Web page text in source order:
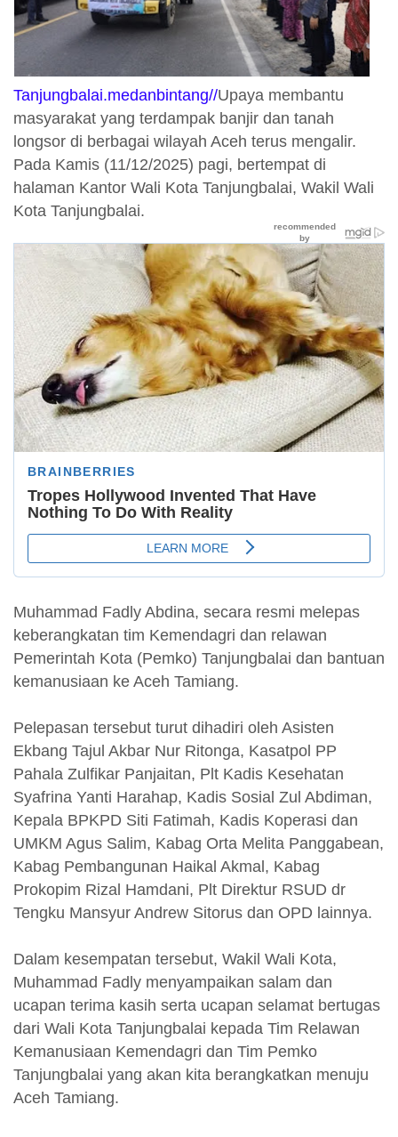
Tanjungbalai.medanbintang//Upaya membantu
masyarakat yang terdampak banjir dan tanah
longsor di berbagai wilayah Aceh terus mengalir.
Pada Kamis (11/12/2025) pagi, bertempat di
halaman Kantor Wali Kota Tanjungbalai, Wakil Wali
Kota Tanjungbalai.
Muhammad Fadly Abdina, secara resmi melepas
keberangkatan tim Kemendagri dan relawan
Pemerintah Kota (Pemko) Tanjungbalai dan bantuan
kemanusiaan ke Aceh Tamiang.
Pelepasan tersebut turut dihadiri oleh Asisten
Ekbang Tajul Akbar Nur Ritonga, Kasatpol PP
Pahala Zulfikar Panjaitan, Plt Kadis Kesehatan
Syafrina Yanti Harahap, Kadis Sosial Zul Abdiman,
Kepala BPKPD Siti Fatimah, Kadis Koperasi dan
UMKM Agus Salim, Kabag Orta Melita Panggabean,
Kabag Pembangunan Haikal Akmal, Kabag
Prokopim Rizal Hamdani, Plt Direktur RSUD dr
Tengku Mansyur Andrew Sitorus dan OPD lainnya.
Dalam kesempatan tersebut, Wakil Wali Kota,
Muhammad Fadly menyampaikan salam dan
ucapan terima kasih serta ucapan selamat bertugas
dari Wali Kota Tanjungbalai kepada Tim Relawan
Kemanusiaan Kemendagri dan Tim Pemko
Tanjungbalai yang akan kita berangkatkan menuju
Aceh Tamiang.